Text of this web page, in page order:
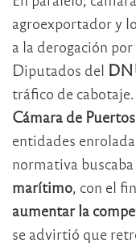
agroexportador y
a la derogación
Diputados del
tráfico de
Cámara de
entidades
normativa buscaba
marítimo, con el
aumentar la
se advirtió que